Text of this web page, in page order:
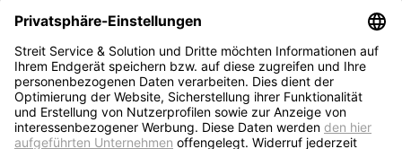
Kontakt
Social Media